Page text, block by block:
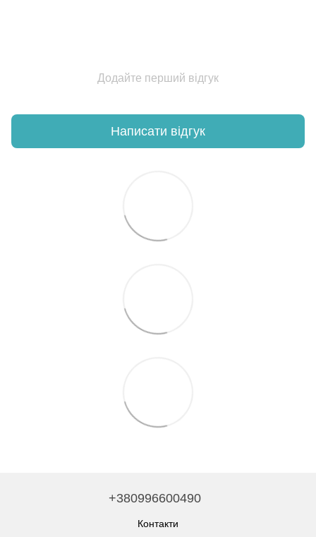
Додайте перший відгук
Написати відгук
+380996600490
Контакти